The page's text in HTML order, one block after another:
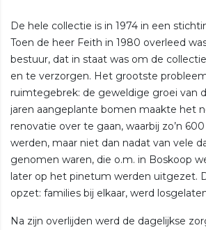
De hele collectie is in 1974 in een
Toen de heer Feith in 1980 overleed
bestuur, dat in staat was om de
en te verzorgen. Het grootste
ruimtegebrek: de geweldige groei van
jaren aangeplante bomen maakte het
renovatie over te gaan, waarbij zo’n
werden, maar niet dan nadat van vele
genomen waren, die o.m. in Boskoop
later op het pinetum werden uitgezet.
opzet: families bij elkaar, werd
Na zijn overlijden werd de dagelijkse